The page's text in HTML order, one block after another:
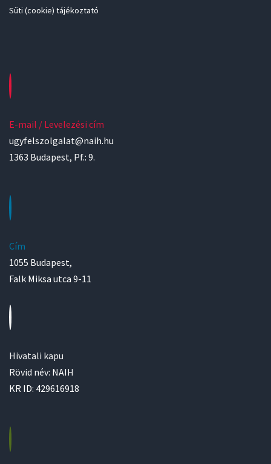
Süti (cookie) tájékoztató
E-mail / Levelezési cím
ugyfelszolgalat@naih.hu
1363 Budapest, Pf.: 9.
Cím
1055 Budapest,
Falk Miksa utca 9-11
Hivatali kapu
Rövid név: NAIH
KR ID: 429616918